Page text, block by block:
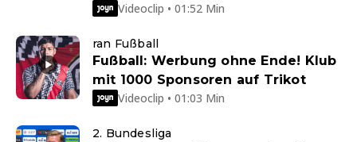
Videoclip • 01:52 Min
ran Fußball
Fußball: Werbung ohne Ende! Klub
mit 1000 Sponsoren auf Trikot
Videoclip • 01:03 Min
2. Bundesliga